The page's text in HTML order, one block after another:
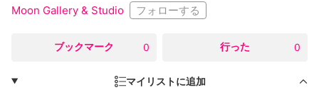
Moon Gallery & Studio フォローする
ブックマーク 0 行った 0
マイリストに追加